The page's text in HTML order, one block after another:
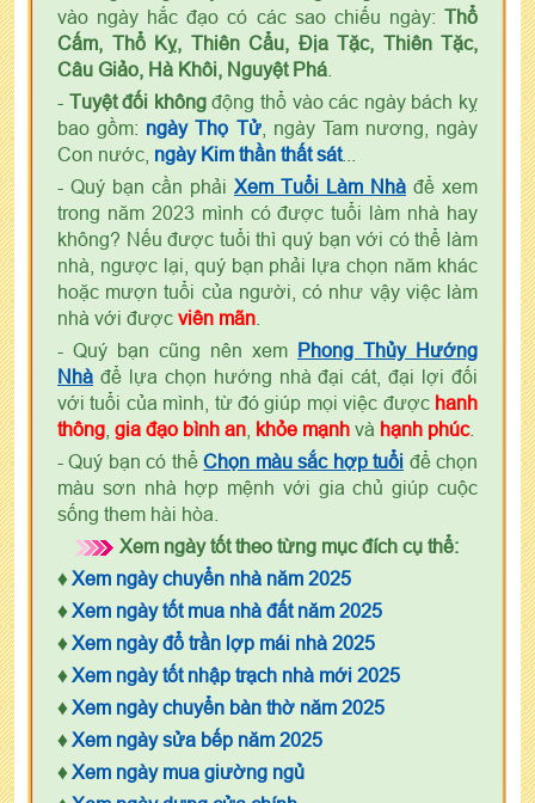
vào ngày hắc đạo có các sao chiếu ngày: Thổ
Cấm, Thổ Kỵ, Thiên Cẩu, Địa Tặc, Thiên Tặc,
Câu Giảo, Hà Khôi, Nguyệt Phá
- Tuyệt đối khôngđộng thổ vào các ngày bách kỵ
bao gồm: ngày Thọ Tử, ngày Tam nương, ngày
Con nước, ngày Kim thần thất sát...
- Quý bạn cần phải Xem Tuổi Làm Nhà để xem
trong năm 2023 mình có được tuổi làm nhà hay
không? Nếu được tuổi thì quý bạn với có thể làm
nhà, ngược lại, quý bạn phải lựa chọn năm khác
hoặc mượn tuổi của người, có như vậy việc làm
nhà với được viên mãn
- Quý bạn cũng nên xem Phong Thủy Hướng
Nhà để lựa chọn hướng nhà đại cát, đại lợi đối
với tuổi của mình, từ đó giúp mọi việc được hanh
thông gia đạo bình an khỏe mạnh và hạnh phúc.
- Quý bạn có thểChọn màu sắc hợp tuổi để chọn
màu sơn nhà hợp mệnh với gia chủ giúp cuộc
sống them hài hòa.
Xem ngày tốt theo từng mục đích cụ thể:
♦ Xem ngày chuyển nhà năm 2025
♦ Xem ngày tốt mua nhà đất năm 2025
♦ Xem ngày đổ trần lợp mái nhà 2025
♦ Xem ngày tốt nhập trạch nhà mới 2025
♦ Xem ngày chuyển bàn thờ năm 2025
♦ Xem ngày sửa bếp năm 2025
♦ Xem ngày mua giường ngủ